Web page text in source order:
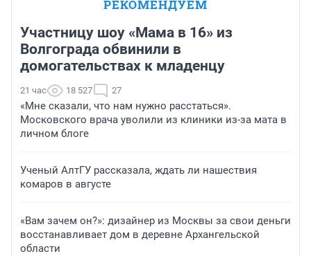
РЕКОМЕНДУЕМ
Участницу шоу «Мама в 16» из
Волгограда обвинили в
домогательствах к младенцу
21 час 18 527 27
«Мне сказали, что нам нужно расстаться».
Московского врача уволили из клиники из-за мата в
личном блоге
Ученый АлтГУ рассказала, ждать ли нашествия
комаров в августе
«Вам зачем он?»: дизайнер из Москвы за свои деньги
восстанавливает дом в деревне Архангельской
области